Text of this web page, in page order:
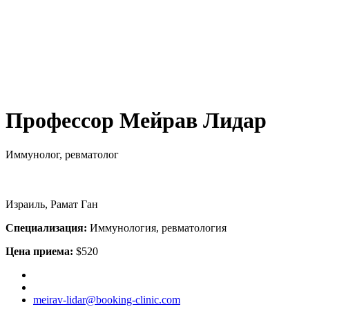
Профессор Мейрав Лидар
Иммунолог, ревматолог
Израиль, Рамат Ган
Специализация: Иммунология, ревматология
Цена приема: $520
meirav-lidar@booking-clinic.com